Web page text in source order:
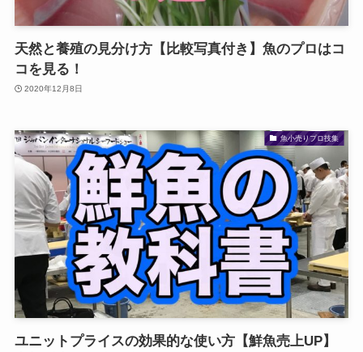
天然と養殖の見分け方【比較写真付き】魚のプロはコ
コを見る！
2020年12月8日
魚小売りプロ技集
ユニットプライスの効果的な使い方【鮮魚売上UP】